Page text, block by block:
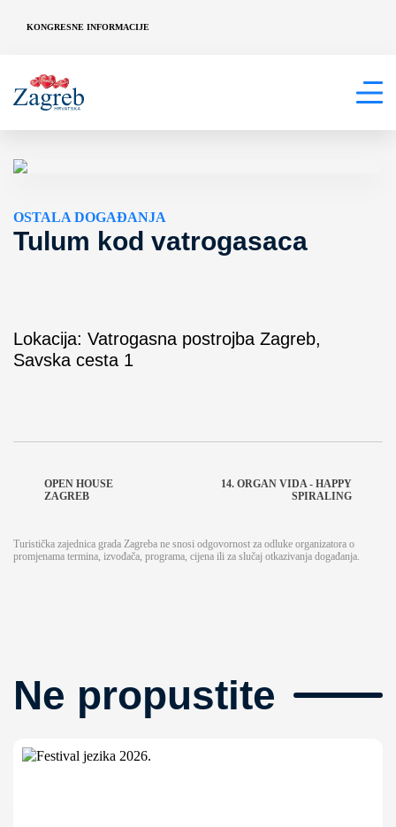
KONGRESNE INFORMACIJE
OSTALA DOGAĐANJA
Tulum kod vatrogasaca
Lokacija: Vatrogasna postrojba Zagreb,
Savska cesta 1
OPEN HOUSE
ZAGREB
14. ORGAN VIDA - HAPPY
SPIRALING
Turistička zajednica grada Zagreba ne snosi odgovornost za odluke organizatora o
promjenama termina, izvođača, programa, cijena ili za slučaj otkazivanja događanja.
Ne propustite